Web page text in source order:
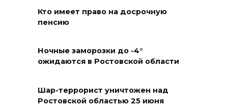
09 августа 2026 12:01
финансовой грамотности
09 августа 2026 11:43
Кто имеет право на досрочную
пенсию
Ночные заморозки до -4°
ожидаются в Ростовской области
Шар-террорист уничтожен над
Ростовской областью 25 июня